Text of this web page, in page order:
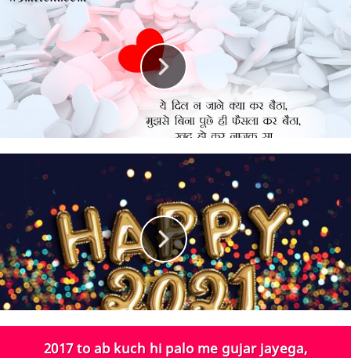
2017 to ab kuch hi palo me gujar jayega,